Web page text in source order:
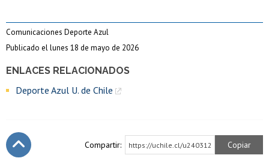
ENLACES RELACIONADOS
Deporte Azul U. de Chile
Comunicaciones Deporte Azul
Publicado el lunes 18 de mayo de 2026
Compartir: https://uchile.cl/u240312 Copiar